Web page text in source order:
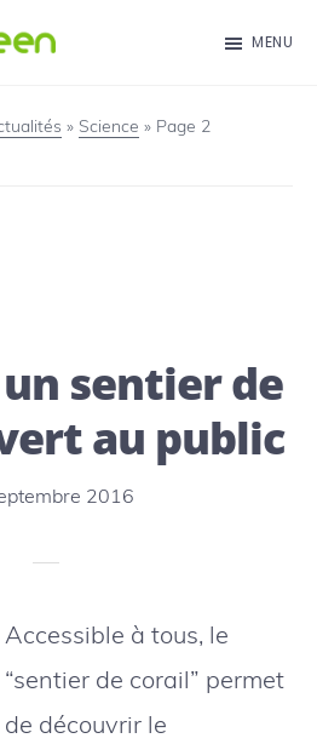
MENU
» Science » Page 2
sentier de
au public
2016
Accessible à tous, le
“sentier de corail” permet
de découvrir le